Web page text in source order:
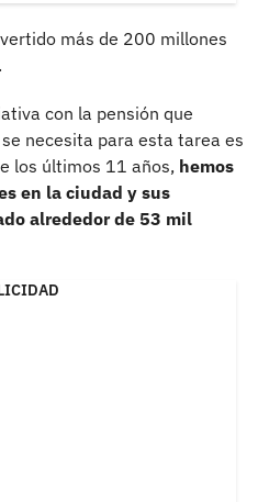
más de 200 millones
con la pensión que
necesita para esta tarea es
los últimos 11 años, hemos
en la ciudad y sus
alrededor de 53 mil